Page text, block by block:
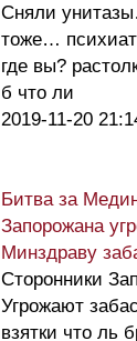
Сняли
тоже…
где вы?
б что ли
2019-11-20
Битва за
Запорожана
Минздраву
Сторонники
Угрожают
взятки что ль